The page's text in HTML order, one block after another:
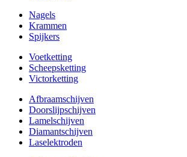
Nagels
Krammen
Spijkers
Voetketting
Scheepsketting
Victorketting
Afbraamschijven
Doorslijpschijven
Lamelschijven
Diamantschijven
Laselektroden